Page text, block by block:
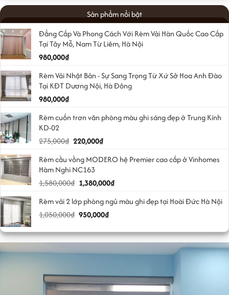
Sản phẩm nổi bật
Đẳng Cấp Và Phong Cách Với Rèm Vải Hàn Quốc Cao Cấp
Tại Tây Mỗ, Nam Từ Liêm, Hà Nội
980,000₫
Rèm Vải Nhật Bản - Sự Sang Trọng Từ Xứ Sở Hoa Anh Đào
Tại KĐT Dương Nội, Hà Đông
980,000₫
Rèm cuốn trơn văn phòng màu ghi sáng đẹp ở Trung Kính
KD-02
275,000₫ Giá
là:
275,000₫.
220,000₫Giá
tại
220,000₫.
Rèm cầu vồng MODERO hệ Premier cao cấp ở Vinhomes
Hàm Nghi NC163
1,580,000₫ Giá
là:
1,580,000₫.
1,380,000₫Giá
tại
Rèm vải 2 lớp phòng ngủ màu ghi đẹp tại Hoài Đức Hà Nội
1,050,000₫ Giá
là:
950,000₫Giá
tại
950,000₫.